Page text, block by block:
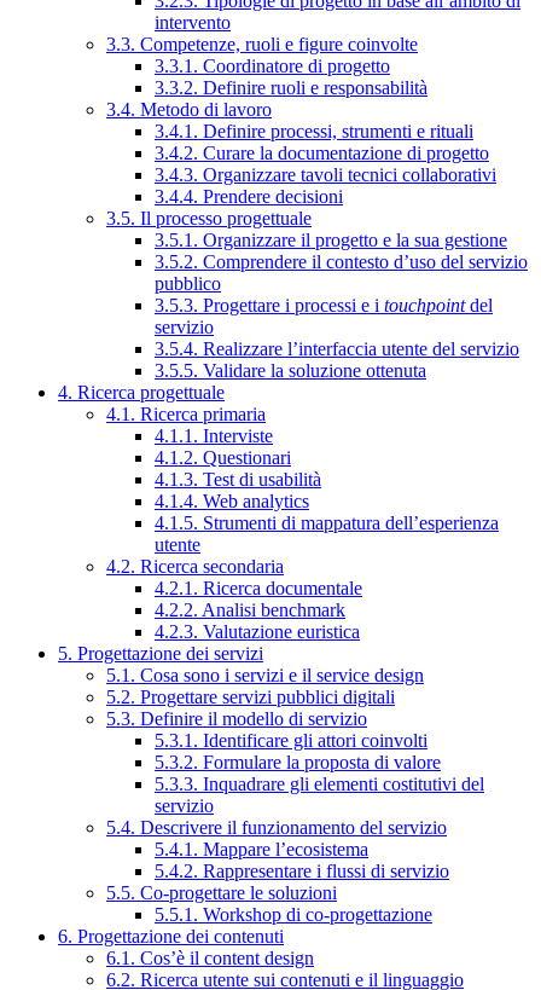
intervento
3.3. Competenze, ruoli e figure coinvolte
3.3.1. Coordinatore di progetto
3.3.2. Definire ruoli e responsabilità
3.4. Metodo di lavoro
3.4.1. Definire processi, strumenti e rituali
3.4.2. Curare la documentazione di progetto
3.4.3. Organizzare tavoli tecnici collaborativi
3.4.4. Prendere decisioni
3.5. Il processo progettuale
3.5.1. Organizzare il progetto e la sua gestione
3.5.2. Comprendere il contesto d’uso del servizio
pubblico
3.5.3. Progettare i processi e i touchpointdel
servizio
3.5.4. Realizzare l’interfaccia utente del servizio
3.5.5. Validare la soluzione ottenuta
4. Ricerca progettuale
4.1. Ricerca primaria
4.1.1. Interviste
4.1.2. Questionari
4.1.3. Test di usabilità
4.1.4. Web analytics
4.1.5. Strumenti di mappatura dell’esperienza
utente
4.2. Ricerca secondaria
4.2.1. Ricerca documentale
4.2.2. Analisi benchmark
4.2.3. Valutazione euristica
5. Progettazione dei servizi
5.1. Cosa sono i servizi e il service design
5.2. Progettare servizi pubblici digitali
5.3. Definire il modello di servizio
5.3.1. Identificare gli attori coinvolti
5.3.2. Formulare la proposta di valore
5.3.3. Inquadrare gli elementi costitutivi del
servizio
5.4. Descrivere il funzionamento del servizio
5.4.1. Mappare l’ecosistema
5.4.2. Rappresentare i flussi di servizio
5.5. Co-progettare le soluzioni
5.5.1. Workshop di co-progettazione
6. Progettazione dei contenuti
6.1. Cos’è il content design
6.2. Ricerca utente sui contenuti e il linguaggio